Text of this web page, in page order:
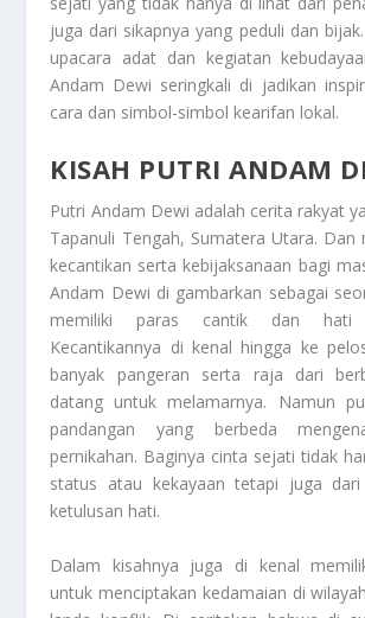
juga dari sikapnya yang peduli dan
upacara adat dan kegiatan
Andam Dewi seringkali di jadikan
cara dan simbol-simbol kearifan lokal.
KISAH PUTRI ANDAM
Putri Andam Dewi adalah cerita rakyat
Tapanuli Tengah, Sumatera Utara. Dan
kecantikan serta kebijaksanaan bagi
Andam Dewi di gambarkan sebagai
memiliki paras cantik dan hati
Kecantikannya di kenal hingga ke
banyak pangeran serta raja dari
datang untuk melamarnya. Namun
pandangan yang berbeda
pernikahan. Baginya cinta sejati tidak
status atau kekayaan tetapi juga
ketulusan hati.
Dalam kisahnya juga di kenal
untuk menciptakan kedamaian di